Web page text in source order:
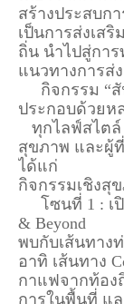
สร้างประสบก
เป็นการส่งเส
ถิ่น นำไปสู่กา
แนวทางการส่
กิจกรรม “สัน
ประกอบด้วย
ทุกไลฟ์สไตล์
สุขภาพ และผู้
ได้แก่
กิจกรรมเชิงสุ
โซนที่ 1 : เปิ
& Beyond
พบกับเส้นทาง
อาทิ เส้นทาง
กาแฟจากท้อ
การในพื้นที่ แ